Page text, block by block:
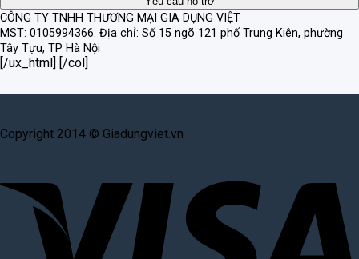
CÔNG TY TNHH THƯƠNG MẠI GIA DỤNG VIỆT
MST: 0105994366. Địa chỉ: Số 15 ngõ 121 phố Trung Kiên, phường
Tây Tựu, TP Hà Nội
[/ux_html] [/col]
Copyright 2014 © Giadungviet.vn